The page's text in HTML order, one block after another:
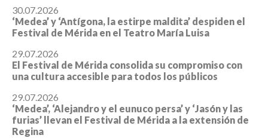
30.07.2026
‘Medea’ y ‘Antígona, la estirpe maldita’ despiden el
Festival de Mérida en el Teatro María Luisa
29.07.2026
El Festival de Mérida consolida su compromiso con
una cultura accesible para todos los públicos
29.07.2026
‘Medea’, ‘Alejandro y el eunuco persa’ y ‘Jasón y las
furias’ llevan el Festival de Mérida a la extensión de
Regina